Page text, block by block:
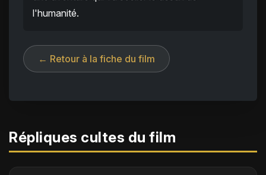
l'humanité.
← Retour à la fiche du film
Répliques cultes du film